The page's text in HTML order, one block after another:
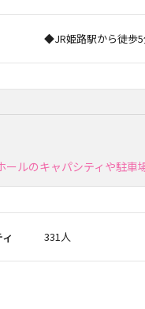
◆JR姫路駅から徒歩
ールのキャパシティや駐車
331人